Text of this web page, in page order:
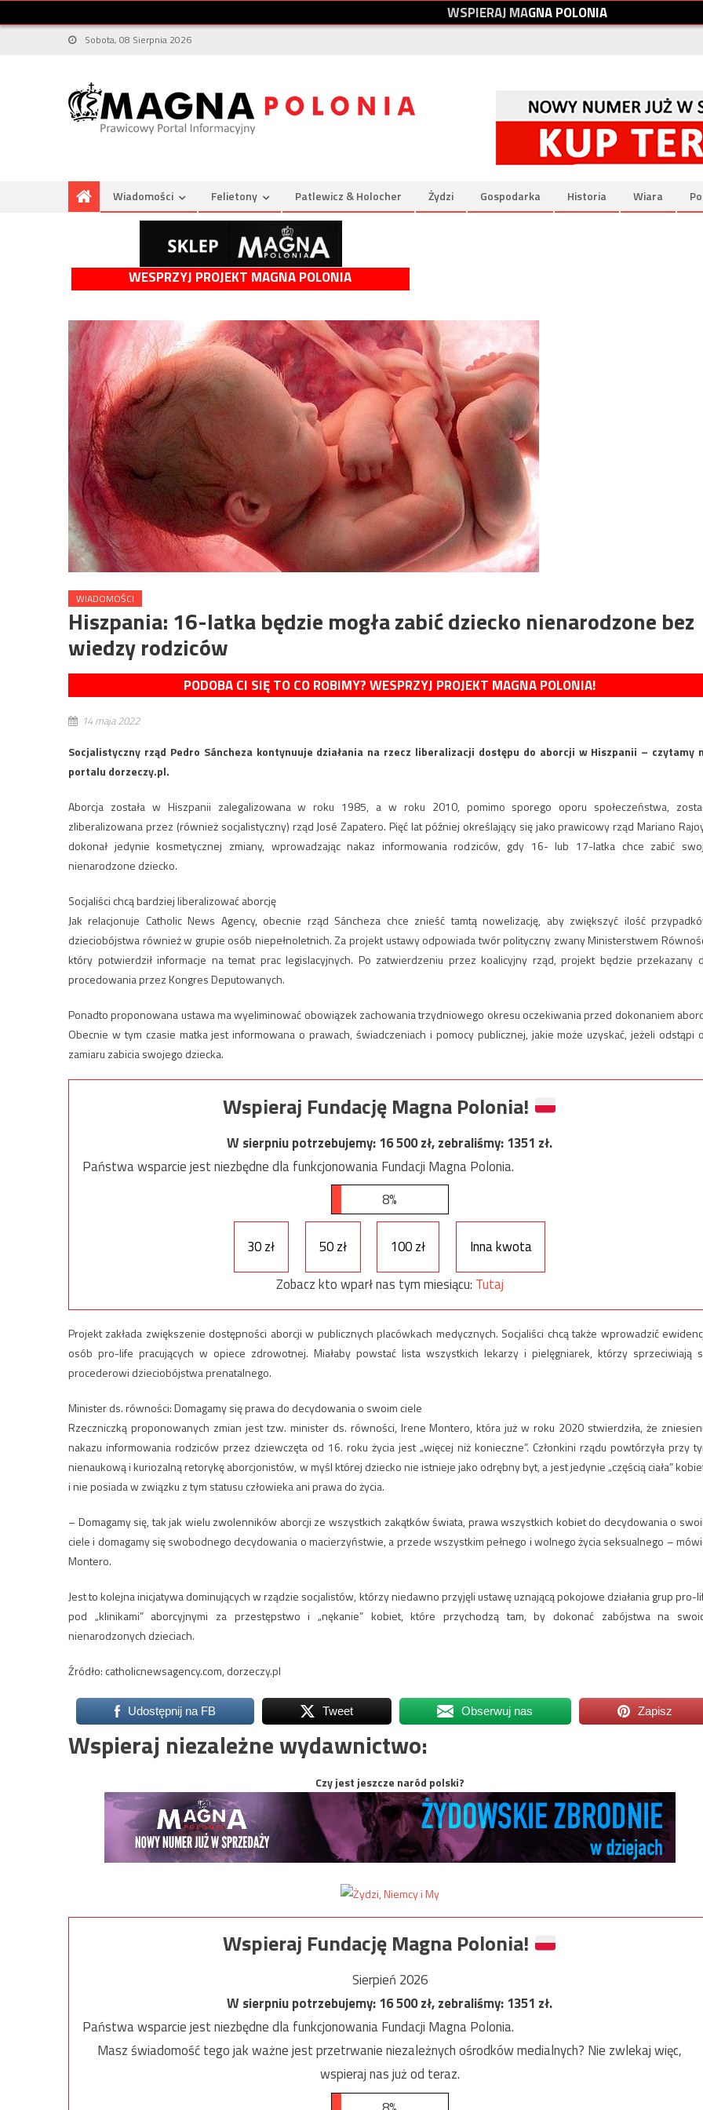
WSPIERAJMAGNAPOLONIA
Sobota, 08 Sierpnia 2026
Wiadomości Felietony Patlewicz & Holocher Żydzi Gospodarka Historia Wiara
WESPRZYJ PROJEKT MAGNA POLONIA
WIADOMOŚCI
Hiszpania: 16-latka będzie mogła zabić dziecko nienarodzone bez
wiedzy rodziców
PODOBA CI SIĘ TO CO ROBIMY? WESPRZYJ PROJEKT MAGNA POLONIA!
14 maja 2022
Socjalistyczny rząd Pedro Sáncheza kontynuuje działania na rzecz liberalizacji dostępu do aborcji w Hiszpanii – czytamy
portalu dorzeczy.pl.
Aborcja została w Hiszpanii zalegalizowana w roku 1985, a w roku 2010, pomimo sporego oporu społeczeństwa,
zliberalizowana przez (również socjalistyczny) rząd José Zapatero. Pięć lat później określający się jako prawicowy rząd Mariano
dokonał jedynie kosmetycznej zmiany, wprowadzając nakaz informowania rodziców, gdy 16- lub 17-latka chce zabić
nienarodzone dziecko.
Socjaliści chcą bardziej liberalizować aborcję
Jak relacjonuje Catholic News Agency, obecnie rząd Sáncheza chce znieść tamtą nowelizację, aby zwiększyć ilość
dzieciobójstwa również w grupie osób niepełnoletnich. Za projekt ustawy odpowiada twór polityczny zwany Ministerstwem
który potwierdził informacje na temat prac legislacyjnych. Po zatwierdzeniu przez koalicyjny rząd, projekt będzie przekazany
procedowania przez Kongres Deputowanych.
Ponadto proponowana ustawa ma wyeliminować obowiązek zachowania trzydniowego okresu oczekiwania przed dokonaniem
Obecnie w tym czasie matka jest informowana o prawach, świadczeniach i pomocy publicznej, jakie może uzyskać, jeżeli odstąpi
zamiaru zabicia swojego dziecka.
Wspieraj Fundację Magna Polonia!
W sierpniu potrzebujemy:16 500zł, zebraliśmy:1351 zł.
Państwa wsparcie jest niezbędne dla funkcjonowania Fundacji Magna Polonia.
8%
30 zł 50 zł 100 zł
Inna kwota
Zobacz kto wparł nas tym miesiącu: Tutaj
Projekt zakłada zwiększenie dostępności aborcji w publicznych placówkach medycznych. Socjaliści chcą także wprowadzić
osób pro-life pracujących w opiece zdrowotnej. Miałaby powstać lista wszystkich lekarzy i pielęgniarek, którzy sprzeciwiają
procederowi dzieciobójstwa prenatalnego.
Minister ds. równości: Domagamy się prawa do decydowania o swoim ciele
Rzeczniczką proponowanych zmian jest tzw. minister ds. równości, Irene Montero, która już w roku 2020 stwierdziła, że
nakazu informowania rodziców przez dziewczęta od 16. roku życia jest „więcej niż konieczne”. Członkini rządu powtórzyła przy
nienaukową i kuriozalną retorykę aborcjonistów, w myśl której dziecko nie istnieje jako odrębny byt, a jest jedynie „częścią ciała”
i nie posiada w związku z tym statusu człowieka ani prawa do życia.
– Domagamy się, tak jak wielu zwolenników aborcji ze wszystkich zakątków świata, prawa wszystkich kobiet do decydowania o
ciele i domagamy się swobodnego decydowania o macierzyństwie, a przede wszystkim pełnego i wolnego życia seksualnego –
Montero.
Jest to kolejna inicjatywa dominujących w rządzie socjalistów, którzy niedawno przyjęli ustawę uznającą pokojowe działania grup pro-
pod „klinikami” aborcyjnymi za przestępstwo i „nękanie” kobiet, które przychodzą tam, by dokonać zabójstwa na
nienarodzonych dzieciach.
Źródło: catholicnewsagency.com, dorzeczy.pl
Udostępnij na FB Tweet Obserwuj nas Zapisz
Wspieraj niezależne wydawnictwo:
Czy jest jeszcze naród polski?
Wspieraj Fundację Magna Polonia!
Sierpień 2026
W sierpniu potrzebujemy:16 500zł, zebraliśmy:1351 zł.
Państwa wsparcie jest niezbędne dla funkcjonowania Fundacji Magna Polonia.
Masz świadomość tego jak ważne jest przetrwanie niezależnych ośrodków medialnych? Nie zwlekaj więc,
wspieraj nas już od teraz.